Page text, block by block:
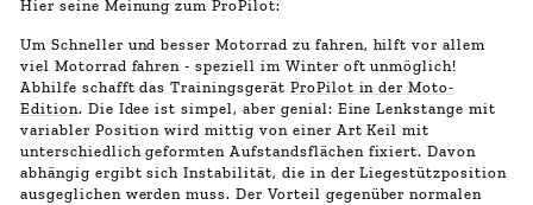
Hier seine Meinung zum ProPilot:
Um Schneller und besser Motorrad zu fahren, hilft vor allem
viel Motorrad fahren - speziell im Winter oft unmöglich!
Abhilfe schafft das Trainingsgerät ProPilot in der Moto-
Edition. Die Idee ist simpel, aber genial: Eine Lenkstange mit
variabler Position wird mittig von einer Art Keil mit
unterschiedlich geformten Aufstandsflächen fixiert. Davon
abhängig ergibt sich Instabilität, die in der Liegestützposition
ausgeglichen werden muss. Der Vorteil gegenüber normalen